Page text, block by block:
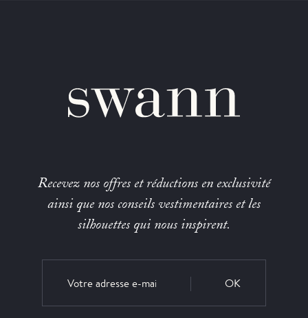
Recevez nos offres et réductions en exclusivité
ainsi que nos conseils vestimentaires et les
silhouettes qui nous inspirent.
OK